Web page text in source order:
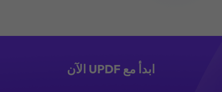
"أنا سعيد جدًا لشرائي UPDF! لقد كان تغييرًا كبيرًا بالنسبة لي
ابدأ مع UPDF الآن